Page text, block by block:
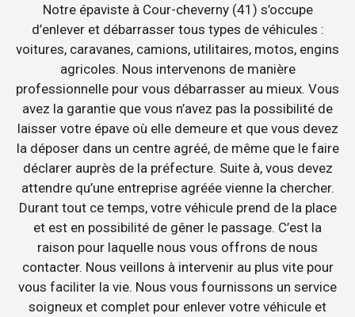
Notre épaviste à Cour-cheverny (41) s’occupe
d’enlever et débarrasser tous types de véhicules :
voitures, caravanes, camions, utilitaires, motos, engins
agricoles. Nous intervenons de manière
professionnelle pour vous débarrasser au mieux. Vous
avez la garantie que vous n’avez pas la possibilité de
laisser votre épave où elle demeure et que vous devez
la déposer dans un centre agréé, de même que le faire
déclarer auprès de la préfecture. Suite à, vous devez
attendre qu’une entreprise agréée vienne la chercher.
Durant tout ce temps, votre véhicule prend de la place
et est en possibilité de gêner le passage. C’est la
raison pour laquelle nous vous offrons de nous
contacter. Nous veillons à intervenir au plus vite pour
vous faciliter la vie. Nous vous fournissons un service
soigneux et complet pour enlever votre véhicule et